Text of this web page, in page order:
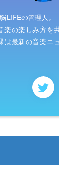
LIFEの管理人。
楽の楽しみ方を
は最新の音楽ニ